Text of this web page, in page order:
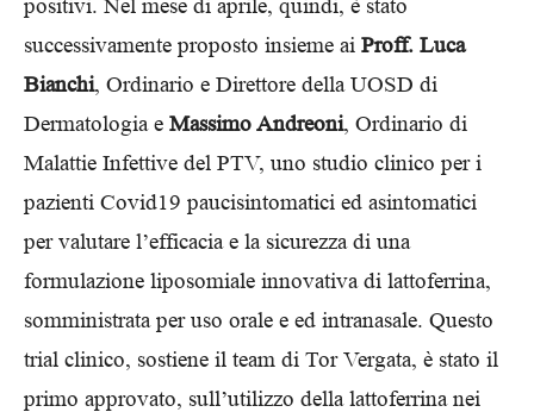
positivi. Nel mese di aprile, quindi, è stato
successivamente proposto insieme ai Proff. Luca
Bianchi, Ordinario e Direttore della UOSD di
Dermatologia e Massimo Andreoni, Ordinario di
Malattie Infettive del PTV, uno studio clinico per i
pazienti Covid19 paucisintomatici ed asintomatici
per valutare l’efficacia e la sicurezza di una
formulazione liposomiale innovativa di lattoferrina,
somministrata per uso orale e ed intranasale. Questo
trial clinico, sostiene il team di Tor Vergata, è stato il
primo approvato, sull’utilizzo della lattoferrina nei